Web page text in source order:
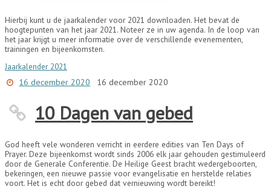
Hierbij kunt u de jaarkalender voor 2021 downloaden. Het bevat de
hoogtepunten van het jaar 2021. Noteer ze in uw agenda. In de loop van
het jaar krijgt u meer informatie over de verschillende evenementen,
trainingen en bijeenkomsten.
Jaarkalender 2021
16 december 2020
16 december 2020
10 Dagen van gebed
God heeft vele wonderen verricht in eerdere edities van Ten Days of
Prayer. Deze bijeenkomst wordt sinds 2006 elk jaar gehouden gestimuleerd
door de Generale Conferentie. De Heilige Geest bracht wedergeboorten,
bekeringen, een nieuwe passie voor evangelisatie en herstelde relaties
voort. Het is echt door gebed dat vernieuwing wordt bereikt!